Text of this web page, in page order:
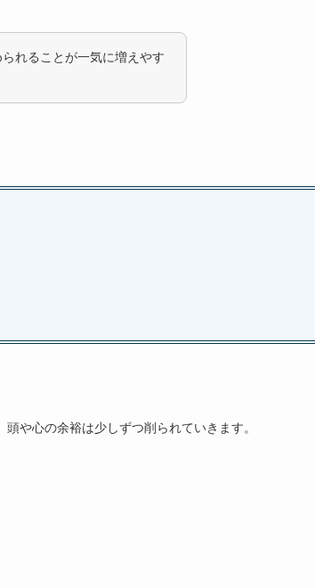
れることが一気に増えやす
や心の余裕は少しずつ削られていきます。